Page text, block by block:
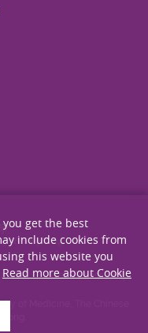
Web Accessibility
of Medicine, The Chinese
get the best
include cookies from
this website you
Read more about Cookie